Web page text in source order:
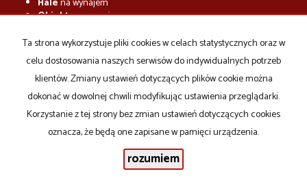
Halena wynajem
Obiektyna wynajem
Mieszkaniana sprzedaż
na sprzedaż
Działkina sprzedaż
Lokalena sprzedaż
Halena sprzedaż
Obiektyna sprzedaż
Program dla biur nieruchomości
Ta strona wykorzystuje pliki cookies w celach statystycznych oraz w
celu dostosowania naszych serwisów do indywidualnych potrzeb
klientów. Zmiany ustawień dotyczących plików cookie można
dokonać w dowolnej chwili modyfikując ustawienia przeglądarki.
Korzystanie z tej strony bez zmian ustawień dotyczących cookies
oznacza, że będą one zapisane w pamięci urządzenia.
rozumiem